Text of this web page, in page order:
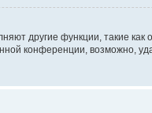
другие функции, такие как
конференции, возможно,